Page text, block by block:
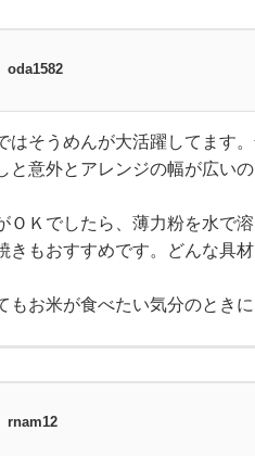
oda1582
はそうめんが大活躍してます
と意外とアレンジの幅が広いの
ＯＫでしたら、薄力粉を水で
きもおすすめです。どんな具
もお米が食べたい気分のとき
rnam12